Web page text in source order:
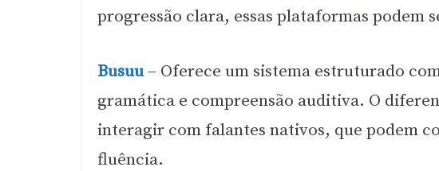
progressão clara, essas plataformas podem
Busuu– Oferece um sistema estruturado
gramática e compreensão auditiva. O
interagir com falantes nativos, que podem
fluência.